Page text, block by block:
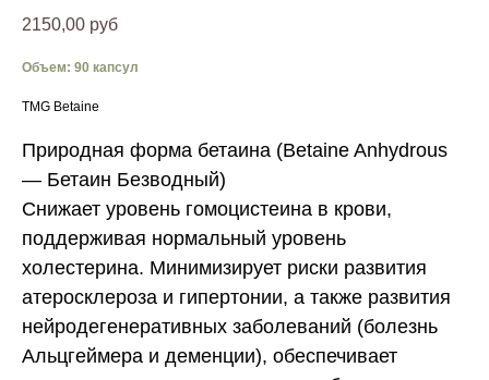
2150,00 руб
Объем: 90 капсул
TMG Betaine
Природная форма бетаина (Betaine Anhydrous
— Бетаин Безводный)
Снижает уровень гомоцистеина в крови,
поддерживая нормальный уровень
холестерина. Минимизирует риски развития
атеросклероза и гипертонии, а также развития
нейродегенеративных заболеваний (болезнь
Альцгеймера и деменции), обеспечивает